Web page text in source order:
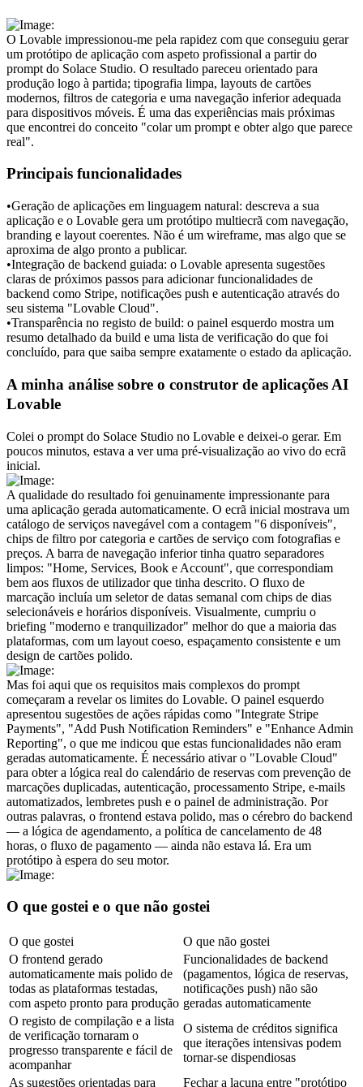
O Lovable impressionou-me pela rapidez com que conseguiu gerar
um protótipo de aplicação com aspeto profissional a partir do
prompt do Solace Studio. O resultado pareceu orientado para
produção logo à partida; tipografia limpa, layouts de cartões
modernos, filtros de categoria e uma navegação inferior adequada
para dispositivos móveis. É uma das experiências mais próximas
que encontrei do conceito "colar um prompt e obter algo que parece
real".
Principais funcionalidades
•Geração de aplicações em linguagem natural: descreva a sua
aplicação e o Lovable gera um protótipo multiecrã com navegação,
branding e layout coerentes. Não é um wireframe, mas algo que se
aproxima de algo pronto a publicar.
•Integração de backend guiada: o Lovable apresenta sugestões
claras de próximos passos para adicionar funcionalidades de
backend como Stripe, notificações push e autenticação através do
seu sistema "Lovable Cloud".
•Transparência no registo de build: o painel esquerdo mostra um
resumo detalhado da build e uma lista de verificação do que foi
concluído, para que saiba sempre exatamente o estado da aplicação.
A minha análise sobre o construtor de aplicações AI
Lovable
Colei o prompt do Solace Studio no Lovable e deixei-o gerar. Em
poucos minutos, estava a ver uma pré-visualização ao vivo do ecrã
inicial.
A qualidade do resultado foi genuinamente impressionante para
uma aplicação gerada automaticamente. O ecrã inicial mostrava um
catálogo de serviços navegável com a contagem "6 disponíveis",
chips de filtro por categoria e cartões de serviço com fotografias e
preços. A barra de navegação inferior tinha quatro separadores
limpos: "Home, Services, Book e Account", que correspondiam
bem aos fluxos de utilizador que tinha descrito. O fluxo de
marcação incluía um seletor de datas semanal com chips de dias
selecionáveis e horários disponíveis. Visualmente, cumpriu o
briefing "moderno e tranquilizador" melhor do que a maioria das
plataformas, com um layout coeso, espaçamento consistente e um
design de cartões polido.
Mas foi aqui que os requisitos mais complexos do prompt
começaram a revelar os limites do Lovable. O painel esquerdo
apresentou sugestões de ações rápidas como "Integrate Stripe
Payments", "Add Push Notification Reminders" e "Enhance Admin
Reporting", o que me indicou que estas funcionalidades não eram
geradas automaticamente. É necessário ativar o "Lovable Cloud"
para obter a lógica real do calendário de reservas com prevenção de
marcações duplicadas, autenticação, processamento Stripe, e-mails
automatizados, lembretes push e o painel de administração. Por
outras palavras, o frontend estava polido, mas o cérebro do backend
— a lógica de agendamento, a política de cancelamento de 48
horas, o fluxo de pagamento — ainda não estava lá. Era um
protótipo à espera do seu motor.
O que gostei e o que não gostei
O que gostei
O que não gostei
O frontend gerado
automaticamente mais polido de
todas as plataformas testadas,
com aspeto pronto para produção
Funcionalidades de backend
(pagamentos, lógica de reservas,
notificações push) não são
geradas automaticamente
O registo de compilação e a lista
de verificação tornaram o
progresso transparente e fácil de
acompanhar
O sistema de créditos significa
que iterações intensivas podem
tornar-se dispendiosas
As sugestões orientadas para
Fechar a lacuna entre "protótipo